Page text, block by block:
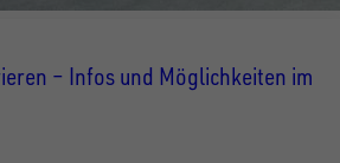
– Infos und Möglichkeiten im